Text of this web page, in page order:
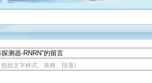
括文字样式、表格、段落)